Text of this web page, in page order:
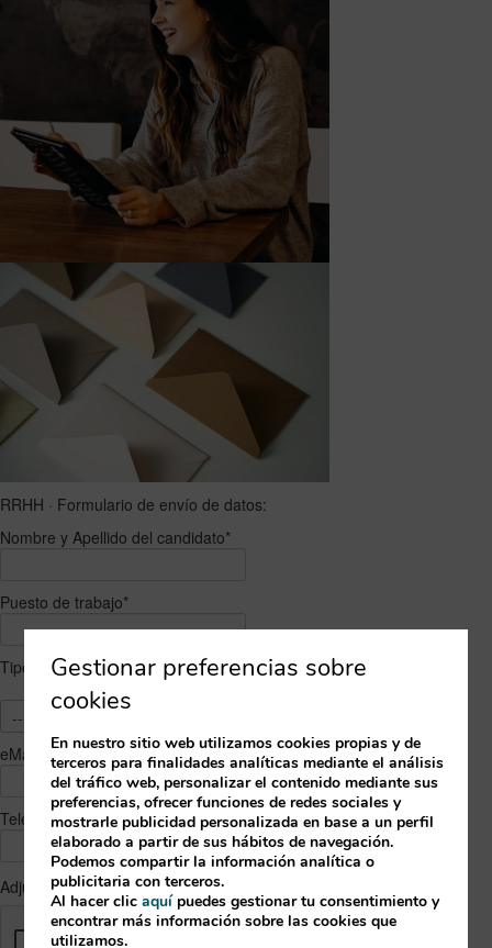
RRHH · Formulario de envío de datos:
Nombre y Apellido del candidato*
Puesto de trabajo*
Tipo de consulta
eMail de contacto*
Teléfono de contacto*
Adjuntar CV *
Gestionar preferencias sobre
cookies
En nuestro sitio web utilizamos cookies propias y de
terceros para finalidades analíticas mediante el análisis
del tráfico web, personalizar el contenido mediante sus
preferencias, ofrecer funciones de redes sociales y
mostrarle publicidad personalizada en base a un perfil
elaborado a partir de sus hábitos de navegación.
Podemos compartir la información analítica o
publicitaria con terceros.
Al hacer clicaquípuedes gestionar tu consentimiento y
encontrar más información sobre las cookies que
utilizamos.